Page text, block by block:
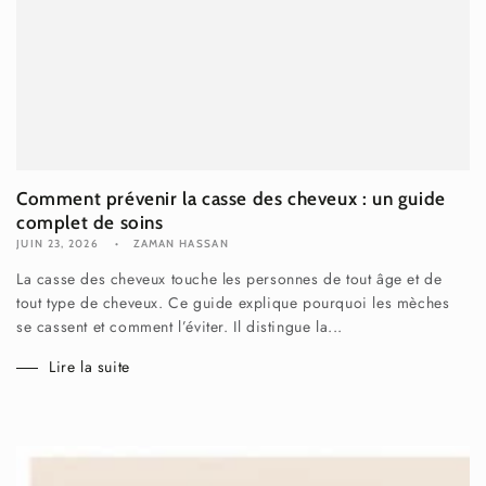
Comment prévenir la casse des cheveux : un guide
complet de soins
JUIN 23, 2026 ZAMAN HASSAN
La casse des cheveux touche les personnes de tout âge et de
tout type de cheveux. Ce guide explique pourquoi les mèches
se cassent et comment l’éviter. Il distingue la...
Lire la suite